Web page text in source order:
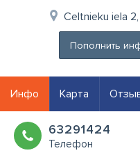
Celtnieku iela 2,
Пополнить
Инфо Карта
63291424
Телефон